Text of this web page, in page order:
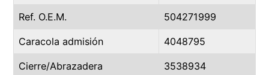
Ref. O.E.M. 504271999
Caracola admisión 4048795
Cierre/Abrazadera 3538934